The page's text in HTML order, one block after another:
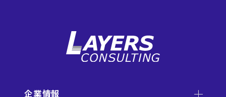
企業情報